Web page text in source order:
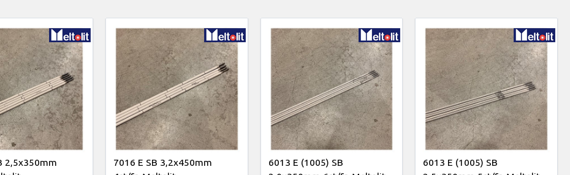
2,5x350mm
7016 E SB 3,2x450mm
6013 E (1005) SB
6013 E (1005) SB